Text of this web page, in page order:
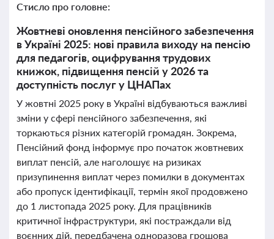
Стисло про головне:
Жовтневі оновлення пенсійного забезпечення
в Україні 2025: нові правила виходу на пенсію
для педагогів, оцифрування трудових
книжок, підвищення пенсій у 2026 та
доступність послуг у ЦНАПах
У жовтні 2025 року в Україні відбуваються важливі
зміни у сфері пенсійного забезпечення, які
торкаються різних категорій громадян. Зокрема,
Пенсійний фонд інформує про початок жовтневих
виплат пенсій, але наголошує на ризиках
призупинення виплат через помилки в документах
або пропуск ідентифікації, термін якої продовжено
до 1 листопада 2025 року. Для працівників
критичної інфраструктури, які постраждали від
воєнних дій, передбачена одноразова грошова